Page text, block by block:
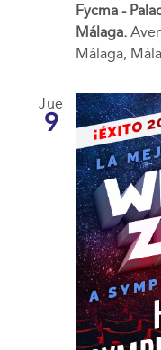
Fycma -
Málaga.
Málaga,
Jue
9